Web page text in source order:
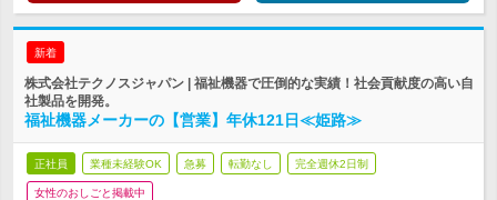
新着
株式会社テクノスジャパン | 福祉機器で圧倒的な実績！社会貢献度の高い自
社製品を開発。
福祉機器メーカーの【営業】年休121日≪姫路≫
正社員 業種未経験OK 急募 転勤なし 完全週休2日制
女性のおしごと掲載中